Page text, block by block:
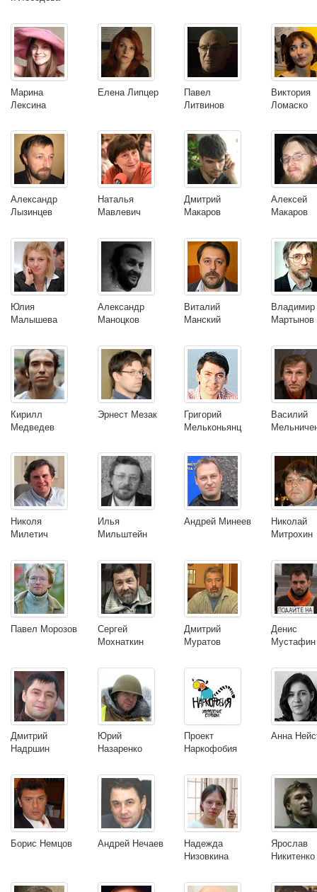
Марина
Лексина
Елена Липцер
Павел
Литвинов
Виктория
Ломаско
Александр
Лызинцев
Наталья
Мавлевич
Дмитрий
Макаров
Алексей
Макаров
Юлия
Малышева
Александр
Маноцков
Виталий
Манский
Владимир
Мартынов
Кирилл
Медведев
Эрнест Мезак
Григорий
Мельконьянц
Василий
Николя
Милетич
Илья
Мильштейн
Андрей Минеев
Николай
Митрохин
Павел Морозов
Сергей
Мохнаткин
Дмитрий
Муратов
Денис
Мустафин
Дмитрий
Надршин
Юрий
Назаренко
Проект
Наркофобия
Анна
Борис Немцов Андрей Нечаев
Надежда
Низовкина
Ярослав
Никитенко